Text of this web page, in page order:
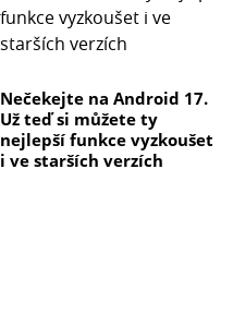
Nečekejte na Android 17.
Už teď si můžete ty
nejlepší funkce vyzkoušet
i ve starších verzích